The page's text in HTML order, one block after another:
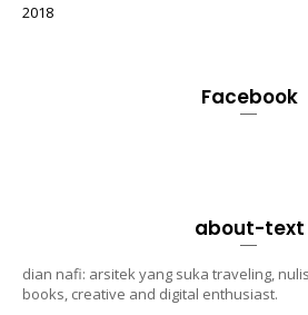
2018
Facebook
about-text
dian nafi: arsitek yang suka traveling,
books, creative and digital enthusiast.